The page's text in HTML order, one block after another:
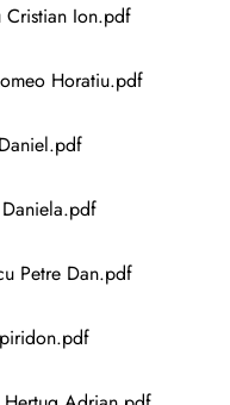
Cristian Ion.pdf
Horatiu.pdf
Petre Dan.pdf